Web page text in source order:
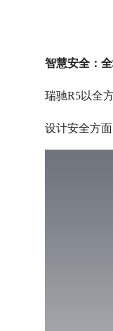
智慧安全：
瑞驰R5以全
设计安全方